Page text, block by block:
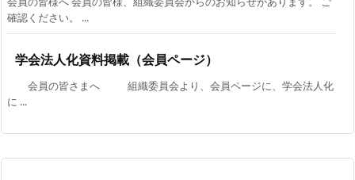
確認ください。 ...
学会法人化資料掲載（会員ページ）
会員の皆さまへ 組織委員会より、会員ページに、学会法人化
に ...